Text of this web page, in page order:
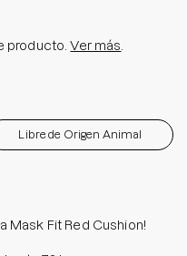
producto.Ver más
Libre de Origen Animal
Mask Fit Red Cushion!